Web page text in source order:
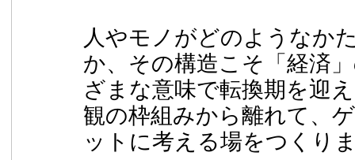
人やモノがどのようなか
か、その構造こそ「経済
ざまな意味で転換期を迎
観の枠組みから離れて、
ットに考える場をつくり